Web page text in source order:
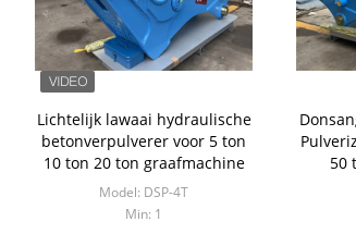
Lichtelijk lawaai hydraulische
betonverpulverer voor 5 ton
10 ton 20 ton graafmachine
Model: DSP-4T
Min: 1
50